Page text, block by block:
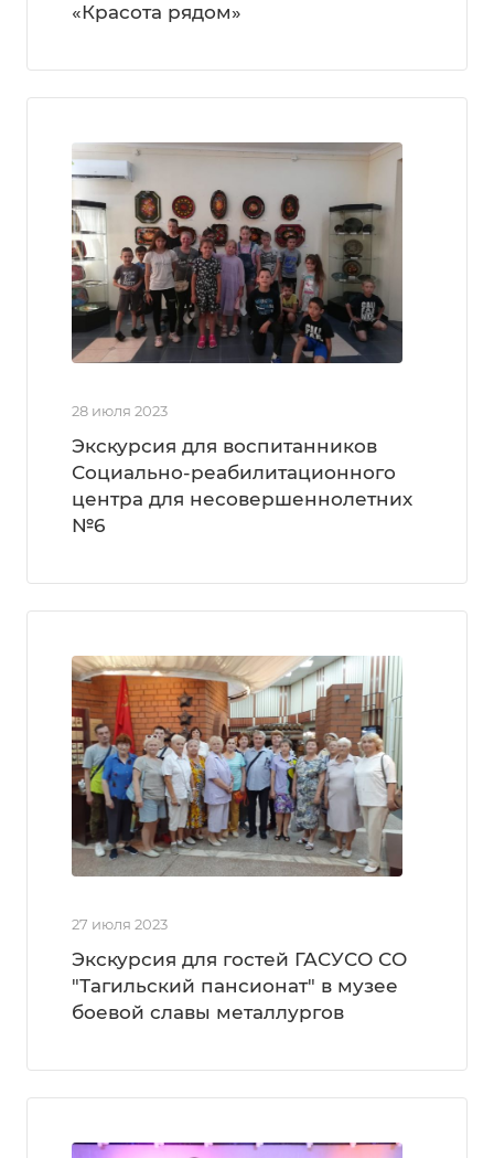
«Красота рядом»
28 июля 2023
Экскурсия для воспитанников
Социально-реабилитационного
центра для несовершеннолетних
№6
27 июля 2023
Экскурсия для гостей ГАСУСО СО
"Тагильский пансионат" в музее
боевой славы металлургов